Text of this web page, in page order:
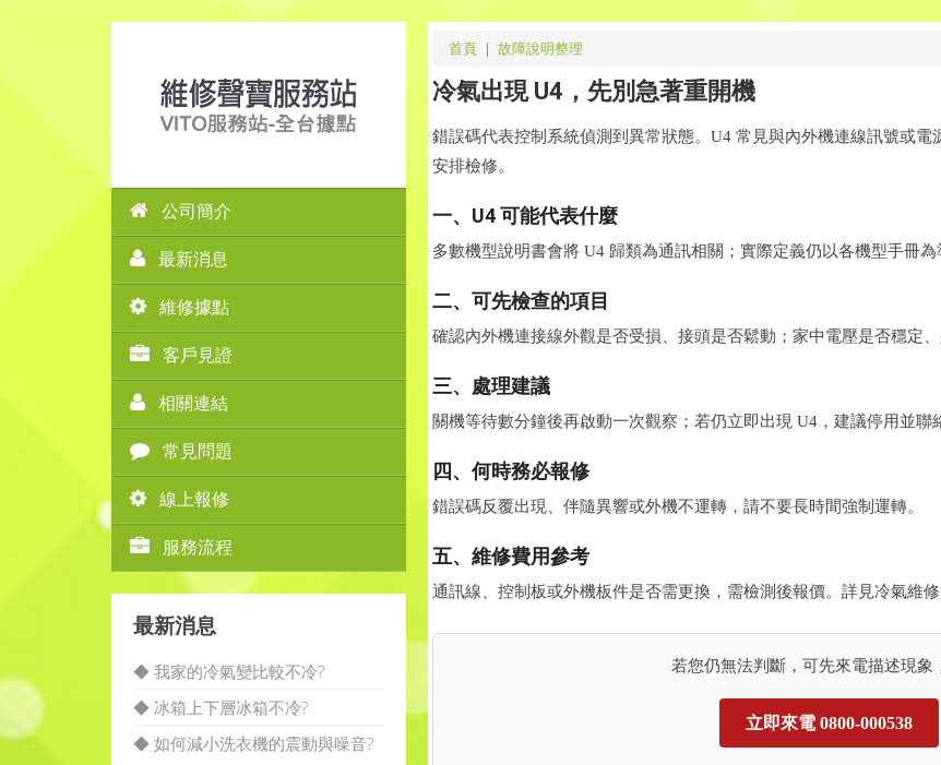
公司簡介
最新消息
維修據點
客戶見證
相關連結
常見問題
線上報修
服務流程
最新消息
◆ 我家的冷氣變比較不冷?
◆ 冰箱上下層冰箱不冷?
◆ 如何減小洗衣機的震動與噪音?
首頁 ｜ 故障說明整理
冷氣出現 U4，先別急著重開機
錯誤碼代表控制系統偵測到異常狀態。U4 常見與內外機連線訊號或
安排檢修。
一、U4 可能代表什麼
多數機型說明書會將 U4 歸類為通訊相關；實際定義仍以各機型手冊
二、可先檢查的項目
確認內外機連接線外觀是否受損、接頭是否鬆動；家中電壓是否穩定
三、處理建議
關機等待數分鐘後再啟動一次觀察；若仍立即出現 U4，建議停用並聯
四、何時務必報修
錯誤碼反覆出現、伴隨異響或外機不運轉，請不要長時間強制運轉。
五、維修費用參考
通訊線、控制板或外機板件是否需更換，需檢測後報價。詳見冷氣維修
若您仍無法判斷，可先來電描述現象
立即來電 0800-000538